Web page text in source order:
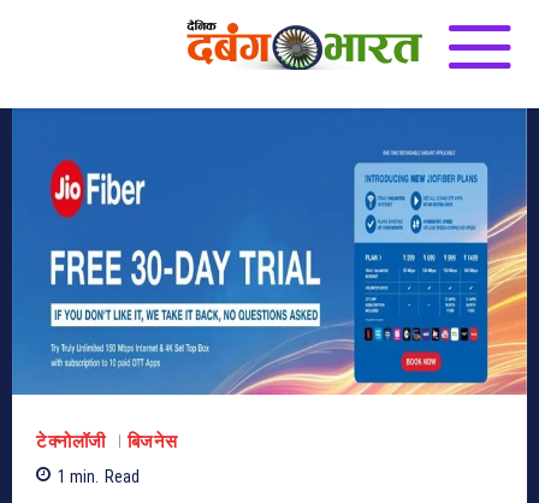
टेक्नोलॉजी
बिजनेस
1 min. Read